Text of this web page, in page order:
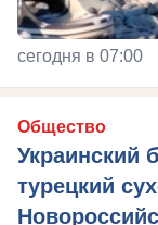
сегодня в 07:00
Общество
Украинский
турецкий